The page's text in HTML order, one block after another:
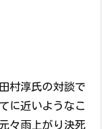
村淳氏の対談で
に近いようなこ
元々雨上がり決死